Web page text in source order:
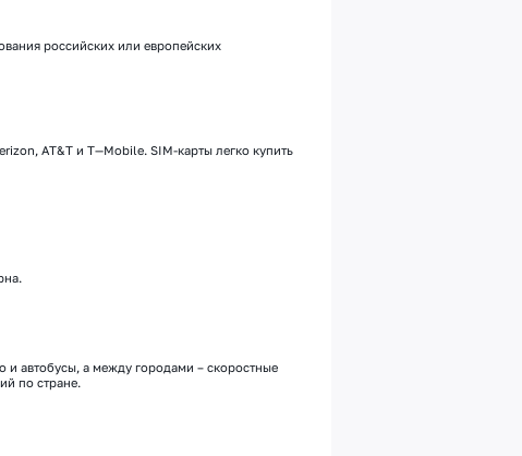
российских или европейских
, AT&Tи T—Mobile. SIM-карты легко купить
и автобусы, а между городами – скоростные
по стране.